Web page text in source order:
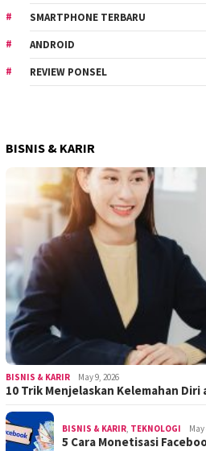
SMARTPHONE TERBARU
ANDROID
REVIEW PONSEL
BISNIS & KARIR
BISNIS & KARIR May 9, 2026
10 Trik Menjelaskan Kelemahan
BISNIS & KARIR, TEKNOLOGI May
5 Cara Monetisasi